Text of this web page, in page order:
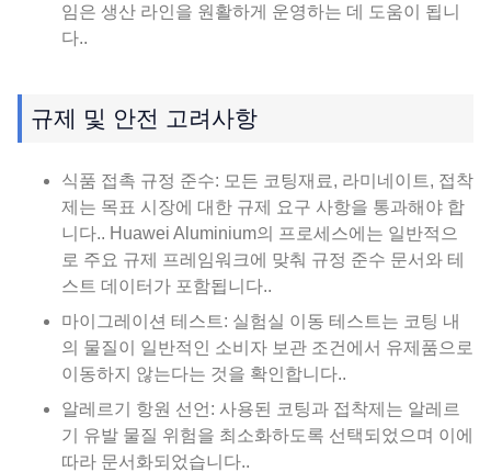
임은 생산 라인을 원활하게 운영하는 데 도움이 됩니
다..
규제 및 안전 고려사항
식품 접촉 규정 준수: 모든 코팅재료, 라미네이트, 접착
제는 목표 시장에 대한 규제 요구 사항을 통과해야 합
니다.. Huawei Aluminium의 프로세스에는 일반적으
로 주요 규제 프레임워크에 맞춰 규정 준수 문서와 테
스트 데이터가 포함됩니다..
마이그레이션 테스트: 실험실 이동 테스트는 코팅 내
의 물질이 일반적인 소비자 보관 조건에서 유제품으로
이동하지 않는다는 것을 확인합니다..
알레르기 항원 선언: 사용된 코팅과 접착제는 알레르
기 유발 물질 위험을 최소화하도록 선택되었으며 이에
따라 문서화되었습니다..